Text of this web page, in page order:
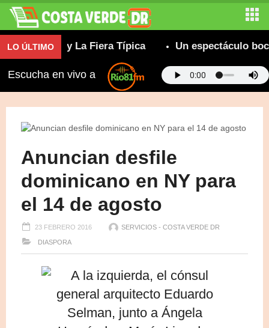
LO ÚLTIMOy La Fiera Típica Un espectáculo
Escucha en vivo a
Anuncian desfile
dominicano en NY para
el 14 de agosto
23 FEBRERO 2016 SERVICIOS - COSTA VERDE DR
DIASPORA